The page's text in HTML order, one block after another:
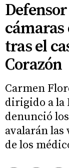
cámaras
tras el
Corazón
Carmen
dirigido a la
denunció
avalarán las
de los